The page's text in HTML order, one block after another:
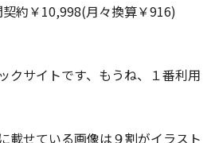
約￥10,998(月々換算￥916)
クサイトです、もうね、１番利用
載せている画像は９割がイラスト